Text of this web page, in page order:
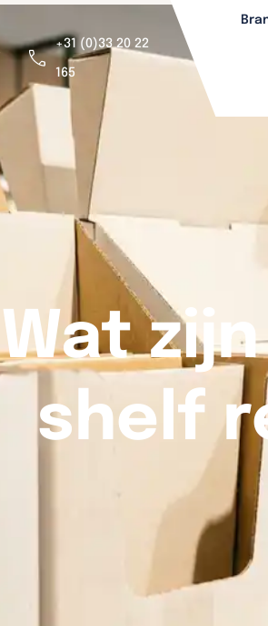
+31 (0)33 20 22
165
Wat
shelf